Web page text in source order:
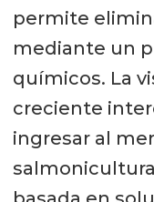
permite
mediante un
químicos. La
creciente
ingresar al